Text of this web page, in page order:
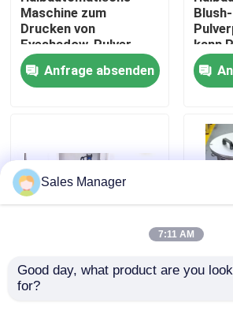
Fabrik Tour
Referenzen
Lippenstift-Produktionslinie
Maschine zum
Drucken von
Eyeshadow-Pulver
kann 9 Löcher drücken
Anfrage absenden
Blush-
kann
Halbautomatische
Blush-
15L
Sales Manager
7:11 AM
Good day, what product are you
for?